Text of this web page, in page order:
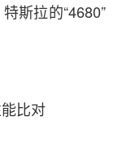
斯拉的“4680”
比对